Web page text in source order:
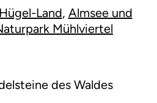
Land, Almsee und
Mühlviertel
des Waldes